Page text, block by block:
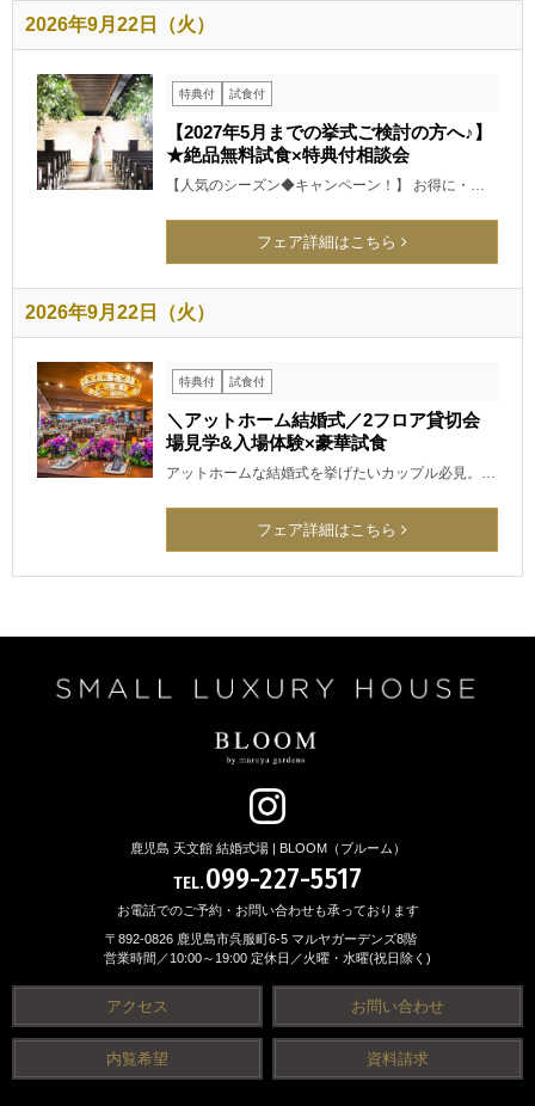
2026年9月22日（火）
特典付 試食付
【2027年5月までの挙式ご検討の方へ♪】
★絶品無料試食×特典付相談会
【人気のシーズン◆キャンペーン！】 お得に・…
フェア詳細はこちら
2026年9月22日（火）
特典付 試食付
＼アットホーム結婚式／2フロア貸切会
場見学&入場体験×豪華試食
アットホームな結婚式を挙げたいカップル必見。…
フェア詳細はこちら
鹿児島 天文館 結婚式場 | BLOOM（ブルーム）
TEL.099-227-5517
お電話でのご予約・お問い合わせも承っております
〒892-0826 鹿児島市呉服町6-5 マルヤガーデンズ8階
営業時間／10:00～19:00 定休日／火曜・水曜(祝日除く)
アクセス お問い合わせ
内覧希望 資料請求